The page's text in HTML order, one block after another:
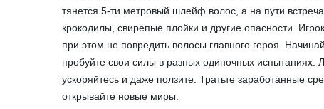
тянется 5-ти метровый шлейф волос, а на пути
крокодилы, свирепые плойки и другие опасности.
при этом не повредить волосы главного героя.
пробуйте свои силы в разных одиночных испытаниях.
ускоряйтесь и даже ползите. Тратьте заработанные
открывайте новые миры.